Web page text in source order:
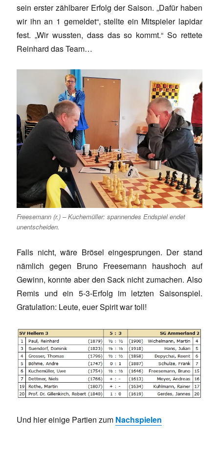
sein erster zählbarer Erfolg der Saison. „Dafür haben
wir ihn an 1 gemeldet“, stellte ein Mitspieler lapidar
fest. „Wir wussten, dass das so kommt.“ So rettete
Reinhard das Team…
Freesemann (r.) – Kuchemüller: spannendes Endspiel endet
unentscheiden.
Falls nicht, wäre Brösel eingesprungen. Der stand
nämlich gegen Bruno Freesemann haushoch auf
Gewinn, konnte aber den Sack nicht zumachen. Also
Remis und ein 5-3-Erfolg im letzten Saisonspiel.
Gratulation: Leute, euer Spirit war toll!
Und hier einige Partien zum Nachspielen